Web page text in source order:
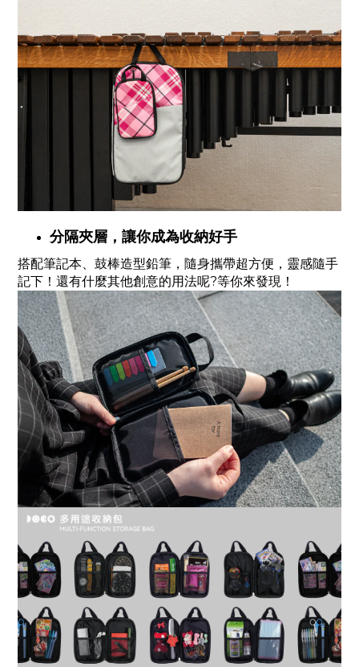
分隔夾層，讓你成為收納好手
搭配筆記本、鼓棒造型鉛筆，隨身攜帶超方便，靈感隨手
記下！還有什麼其他創意的用法呢?等你來發現！